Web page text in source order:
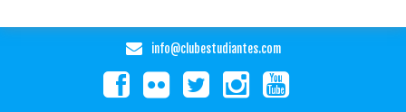
info@clubestudiantes.com